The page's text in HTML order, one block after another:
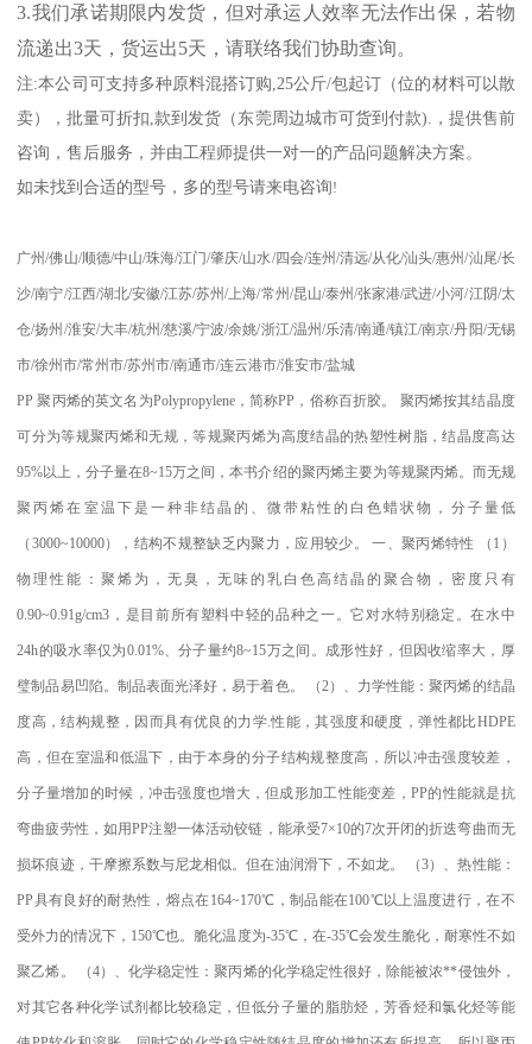
3.我们承诺期限内发货，但对承运人效率无法作出保，若物
流递出3天，货运出5天，请联络我们协助查询。
注:本公司可支持多种原料混搭订购 ,25公斤/包起订（位的材料可以散
卖），批量可折扣 ,款到发货（东莞周边城市可货到付款).
，提供售前
咨询，售后服务，并由工程师提供一对一的产品问题解决方案。
如未找到合适的型号，多的型号请来电咨询!
广州/佛山/顺德/中山/珠海/江门/肇庆/山水/四会/连州 /清远/从化/汕头/惠州/汕尾/长
沙/南宁/江西/湖北/安徽/江苏/苏州/上海/常州 /昆山/泰州 /张家港/武进/小河/江阴/太
仓/扬州 /淮安/大丰/杭州/慈溪/宁波/余姚/浙江/温州 /乐清/南通/镇江/南京/丹阳/无锡
市/徐州市/常州市/苏州市/南通市/连云港市/淮安市/盐城
PP聚丙烯的英文名为Polypropylene，简称PP ，俗称百折胶。 聚丙烯按其结晶度
可分为等规聚丙烯和无规，等规聚丙烯为高度结晶的热塑性树脂，结晶度高达
95%以上，分子量在8~15万之间，本书介绍的聚丙烯主要为等规聚丙烯。而无规
聚丙烯在室温下是一种非结晶的、微带粘性的白色蜡状物，分子量低
（ 3000~10000），结构不规整缺乏内聚力，应用较少。一、聚丙烯特性 （ 1 ）
物理性能：聚烯为，无臭，无味的乳白色高结晶的聚合物，密度只有
0.90~0.91g/cm3 ，是目前所有塑料中轻的品种之一。它对水特别稳定。在水中
24h的吸水率仅为0.01%、分子量约8~15万之间。成形性好，但因收缩率大，厚
璧制品易凹陷。制品表面光泽好，易于着色。 （2）、力学性能：聚丙烯的结晶
度高，结构规整，因而具有优良的力学.性能，其强度和硬度，弹性都比HDPE
高，但在室温和低温下，由于本身的分子结构规整度高，所以冲击强度较差，
分子量增加的时候，冲击强度也增大，但成形加工性能变差， PP的性能就是抗
弯曲疲劳性，如用PP注塑一体活动铰链，能承受7×10的7次开闭的折迭弯曲而无
损坏痕迹，干摩擦系数与尼龙相似。但在油润滑下，不如龙。 （3）、热性能：
PP具有良好的耐热性，熔点在164~170℃ ，制品能在100℃以上温度进行，在不
受外力的情况下， 150℃也。脆化温度为-35℃，在-35℃会发生脆化，耐寒性不如
聚乙烯。 （4）、化学稳定性：聚丙烯的化学稳定性很好，除能被浓**侵蚀外，
对其它各种化学试剂都比较稳定，但低分子量的脂肪烃，芳香烃和氯化烃等能